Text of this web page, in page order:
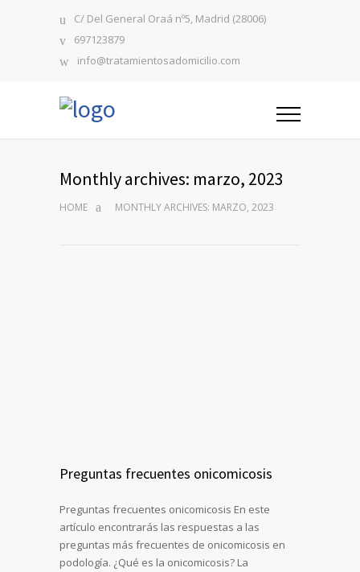
C/ Del General Oraá nº5, Madrid (28006)
697123879
info@tratamientosadomicilio.com
Monthly archives: marzo, 2023
HOME MONTHLY ARCHIVES: MARZO, 2023
Preguntas frecuentes onicomicosis
Preguntas frecuentes onicomicosis En este
artículo encontrarás las respuestas a las
preguntas más frecuentes de onicomicosis en
podología. ¿Qué es la onicomicosis? La